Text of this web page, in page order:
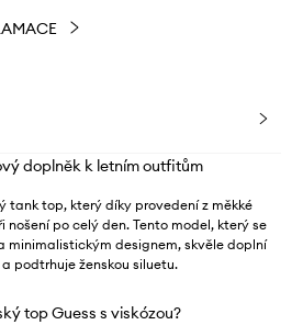
doplněk k letním outfitům
tank top, který díky provedení z měkké
nošení po celý den. Tento model, který se
minimalistickým designem, skvěle doplní
podtrhuje ženskou siluetu.
top Guess s viskózou?